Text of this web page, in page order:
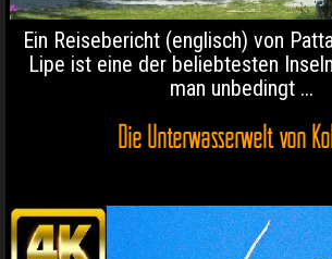
Ein Reisebericht (englisch) von
Lipe ist eine der beliebtesten
man unbedingt ...
Die Unterwasserwelt von